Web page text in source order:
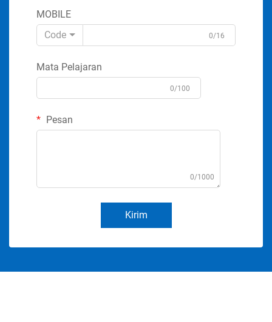
MOBILE
Code
0/16
Mata Pelajaran
0/100
Pesan
0/1000
Kirim